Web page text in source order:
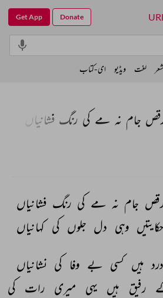
جام نہ مے کی رنگ فشانیاں
جام نہ مے کی رنگ فشانیاں
حکایتیں وہی دل جلوں کی کہانیاں
درد ہیں کسی بے وفا کی نشانیاں
رفیق ہیں یہی میری رات کی
Get App Donate
شعر لغت ویڈیو ای-کتاب